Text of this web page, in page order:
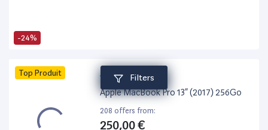
Filters
-24%
Top Produit Apple Macbook
Apple MacBook Pro 13” (2017) 256Go
208 offers from:
250,00 €